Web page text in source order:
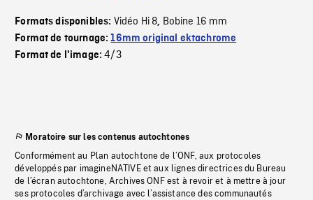
Formats disponibles: Vidéo Hi 8, Bobine 16 mm
Format de tournage:16mm original ektachrome
Format de l'image:4/3
Moratoire sur les contenus autochtones
Conformément au Plan autochtone de l’ONF, aux protocoles
développés par imagineNATIVE et aux lignes directrices du Bureau
de l’écran autochtone, Archives ONF est à revoir et à mettre à jour
ses protocoles d’archivage avec l’assistance des communautés